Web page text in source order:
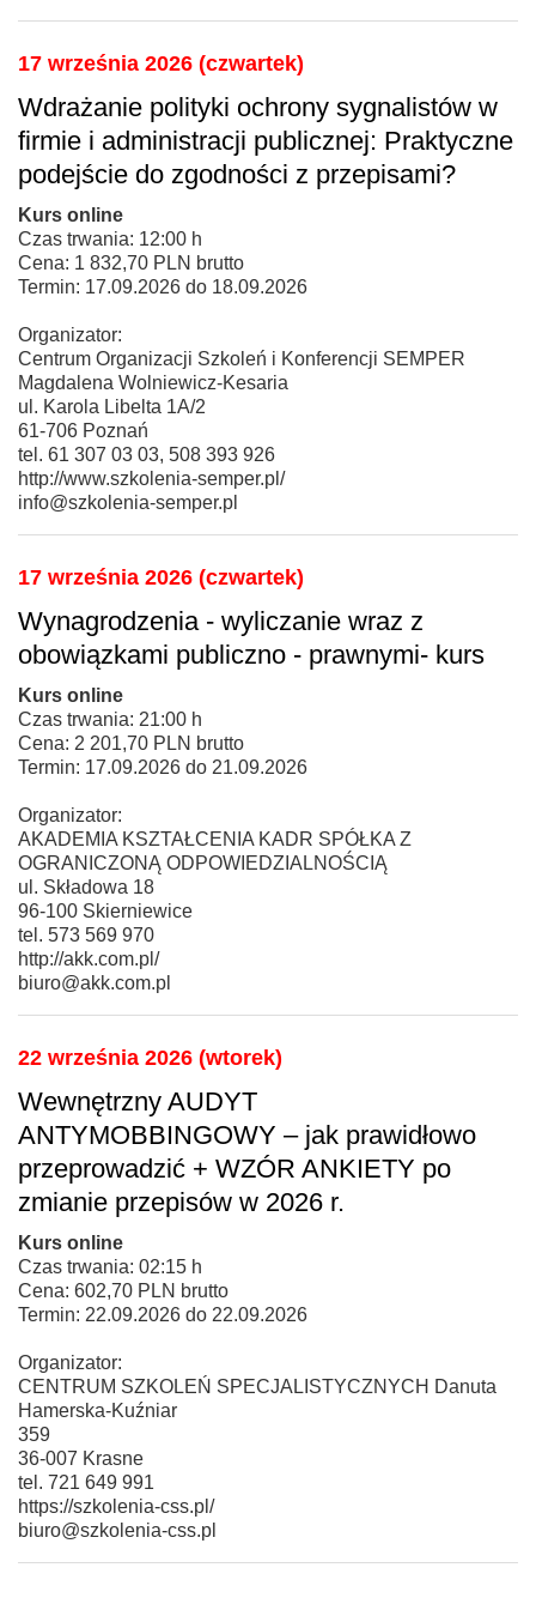
17 września 2026 (czwartek)
Wdrażanie polityki ochrony sygnalistów w
firmie i administracji publicznej: Praktyczne
podejście do zgodności z przepisami?
Kurs online
Czas trwania: 12:00 h
Cena: 1 832,70 PLN brutto
Termin: 17.09.2026 do 18.09.2026
Organizator:
Centrum Organizacji Szkoleń i Konferencji SEMPER
Magdalena Wolniewicz-Kesaria
ul. Karola Libelta 1A/2
61-706 Poznań
tel. 61 307 03 03, 508 393 926
http://www.szkolenia-semper.pl/
info@szkolenia-semper.pl
17 września 2026 (czwartek)
Wynagrodzenia - wyliczanie wraz z
obowiązkami publiczno - prawnymi- kurs
Kurs online
Czas trwania: 21:00 h
Cena: 2 201,70 PLN brutto
Termin: 17.09.2026 do 21.09.2026
Organizator:
AKADEMIA KSZTAŁCENIA KADR SPÓŁKA Z
OGRANICZONĄ ODPOWIEDZIALNOŚCIĄ
ul. Składowa 18
96-100 Skierniewice
tel. 573 569 970
http://akk.com.pl/
biuro@akk.com.pl
22 września 2026 (wtorek)
Wewnętrzny AUDYT
ANTYMOBBINGOWY – jak prawidłowo
przeprowadzić + WZÓR ANKIETY po
zmianie przepisów w 2026 r.
Kurs online
Czas trwania: 02:15 h
Cena: 602,70 PLN brutto
Termin: 22.09.2026 do 22.09.2026
Organizator:
CENTRUM SZKOLEŃ SPECJALISTYCZNYCH Danuta
Hamerska-Kuźniar
359
36-007 Krasne
tel. 721 649 991
https://szkolenia-css.pl/
biuro@szkolenia-css.pl